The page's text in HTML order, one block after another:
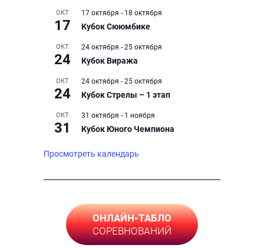
ОКТ
17
17 октября - 18 октября
Кубок Сююмбике
ОКТ
24
24 октября - 25 октября
Кубок Виража
ОКТ
24
24 октября - 25 октября
Кубок Стрелы – 1 этап
ОКТ
31
31 октября - 1 ноября
Кубок Юного Чемпиона
Просмотреть календарь
ОНЛАЙН-ТАБЛО
СОРЕВНОВАНИЙ